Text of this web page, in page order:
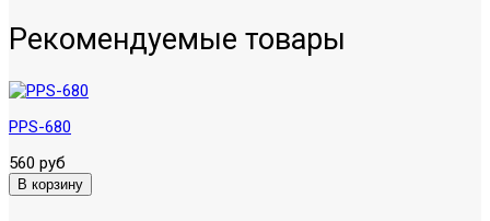
Рекомендуемые товары
PPS-680
560 руб